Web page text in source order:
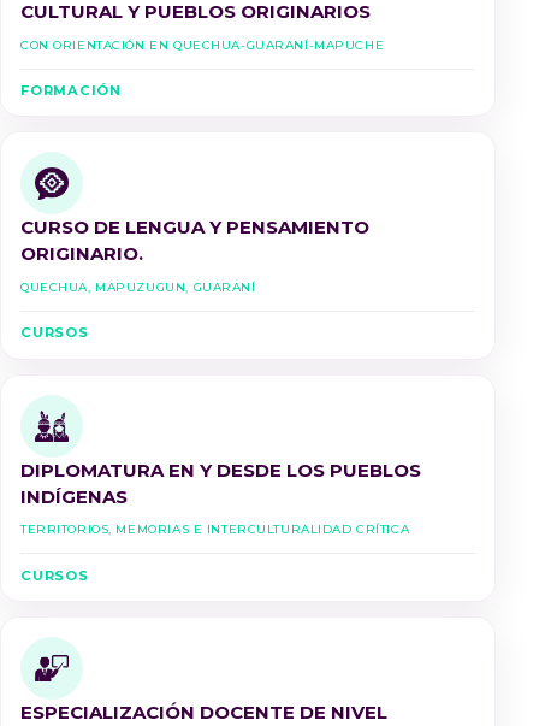
CULTURAL Y PUEBLOS ORIGINARIOS
Con Orientación en Quechua-Guaraní-Mapuche
FORMACIÓN
CURSO DE LENGUA Y PENSAMIENTO
ORIGINARIO.
Quechua, Mapuzugun, Guaraní
CURSOS
DIPLOMATURA EN Y DESDE LOS PUEBLOS
INDÍGENAS
Territorios, Memorias e Interculturalidad Crítica
CURSOS
ESPECIALIZACIÓN DOCENTE DE NIVEL